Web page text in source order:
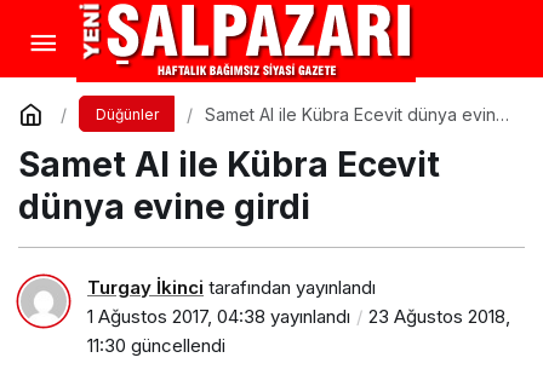
Düğünler
Samet Al ile Kübra Ecevit dünya evine
Samet Al ile Kübra Ecevit
dünya evine girdi
Turgay İkinci tarafından yayınlandı
1 Ağustos 2017, 04:38 yayınlandı
23 Ağustos 2018,
11:30 güncellendi